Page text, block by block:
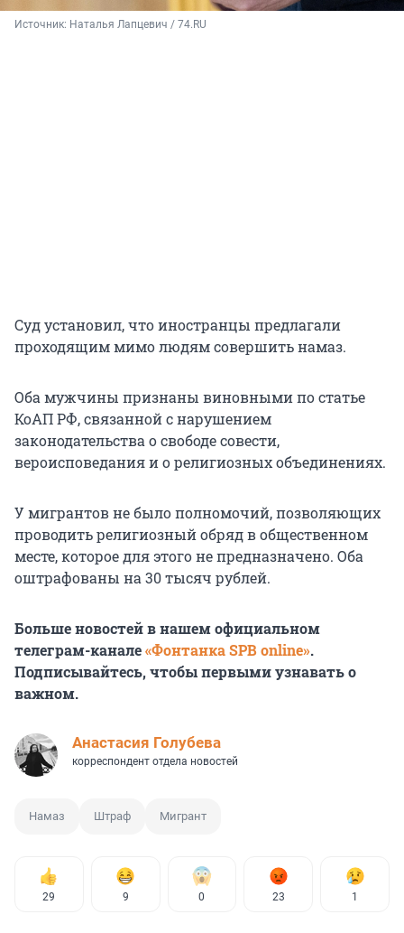
Источник: Наталья Лапцевич / 74.RU
Суд установил, что иностранцы предлагали
проходящим мимо людям совершить намаз.
Оба мужчины признаны виновными по статье
КоАП РФ, связанной с нарушением
законодательства о свободе совести,
вероисповедания и о религиозных объединениях.
У мигрантов не было полномочий, позволяющих
проводить религиозный обряд в общественном
месте, которое для этого не предназначено. Оба
оштрафованы на 30 тысяч рублей.
Больше новостей в нашем официальном
телеграм-канале«Фонтанка SPB online».
Подписывайтесь, чтобы первыми узнавать о
важном.
Анастасия Голубева
корреспондент отдела новостей
Намаз Штраф Мигрант
29 9 0 23 1